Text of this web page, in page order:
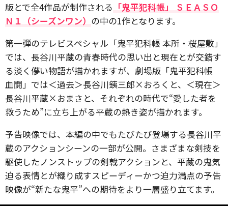
版とで全4作品が制作される 「鬼平犯科帳」 ＳＥＡＳＯ
Ｎ１（シーズンワン） の中の1作となります。
第一弾のテレビスペシャル「鬼平犯科帳 本所・桜屋敷」
では、長谷川平蔵の青春時代の思い出と現在とが交錯す
る淡く儚い物語が描かれますが、劇場版「鬼平犯科帳
血闘」では＜過去＞長谷川銕三郎×おろくと、＜現在＞
長谷川平蔵×おまさと、それぞれの時代で“愛した者を
救うため”に立ち上がる平蔵の熱き姿が描かれます。
予告映像では、本編の中でもたびたび登場する長谷川平
蔵のアクションシーンの一部が公開。さまざまな剣技を
駆使したノンストップの剣戟アクションと、平蔵の鬼気
迫る表情とが織り成すスピーディーかつ迫力満点の予告
映像が“新たな鬼平”への期待をより一層盛り立てます。